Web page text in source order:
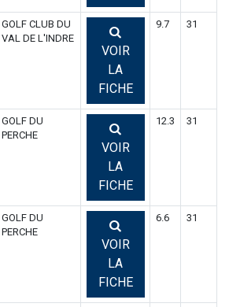
GOLF CLUB DU
VAL DE L'INDRE
VOIR
LA
FICHE
9.7 31
GOLF DU
PERCHE
VOIR
LA
FICHE
12.3 31
GOLF DU
PERCHE
VOIR
LA
FICHE
6.6 31